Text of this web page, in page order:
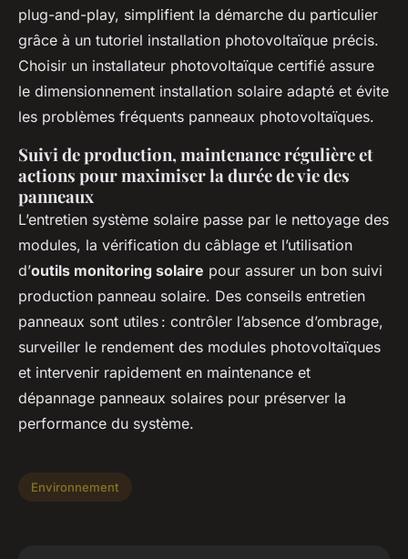
plug-and-play, simplifient la démarche du particulier
grâce à un tutoriel installation photovoltaïque précis.
Choisir un installateur photovoltaïque certifié assure
le dimensionnement installation solaire adapté et évite
les problèmes fréquents panneaux photovoltaïques.
Suivi de production, maintenance régulière et
actions pour maximiser la durée de vie des
panneaux
L’entretien système solaire passe par le nettoyage des
modules, la vérification du câblage et l’utilisation
d’outils monitoring solaire pour assurer un bon suivi
production panneau solaire. Des conseils entretien
panneaux sont utiles : contrôler l’absence d’ombrage,
surveiller le rendement des modules photovoltaïques
et intervenir rapidement en maintenance et
dépannage panneaux solaires pour préserver la
performance du système.
Environnement